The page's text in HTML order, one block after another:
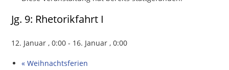
Jg. 9: Rhetorikfahrt I
12. Januar , 0:00 - 16. Januar , 0:00
« Weihnachtsferien